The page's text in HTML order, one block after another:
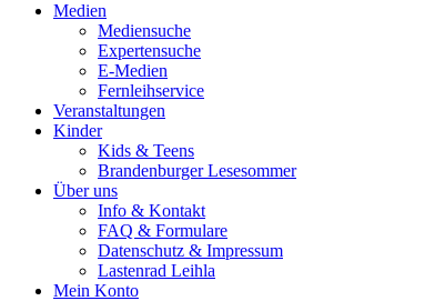
Medien
Mediensuche
Expertensuche
E-Medien
Fernleihservice
Veranstaltungen
Kinder
Kids & Teens
Brandenburger Lesesommer
Über uns
Info & Kontakt
FAQ & Formulare
Datenschutz & Impressum
Lastenrad Leihla
Mein Konto